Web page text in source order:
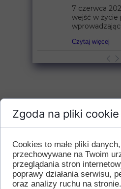
7 czerwca
wejść w życie
Czytaj więcej
Zgoda na pliki cookie
Cookies to małe pliki
przechowywane na Twoim
przeglądania stron
poprawy działania serwisu,
oraz analizy ruchu na stronie.